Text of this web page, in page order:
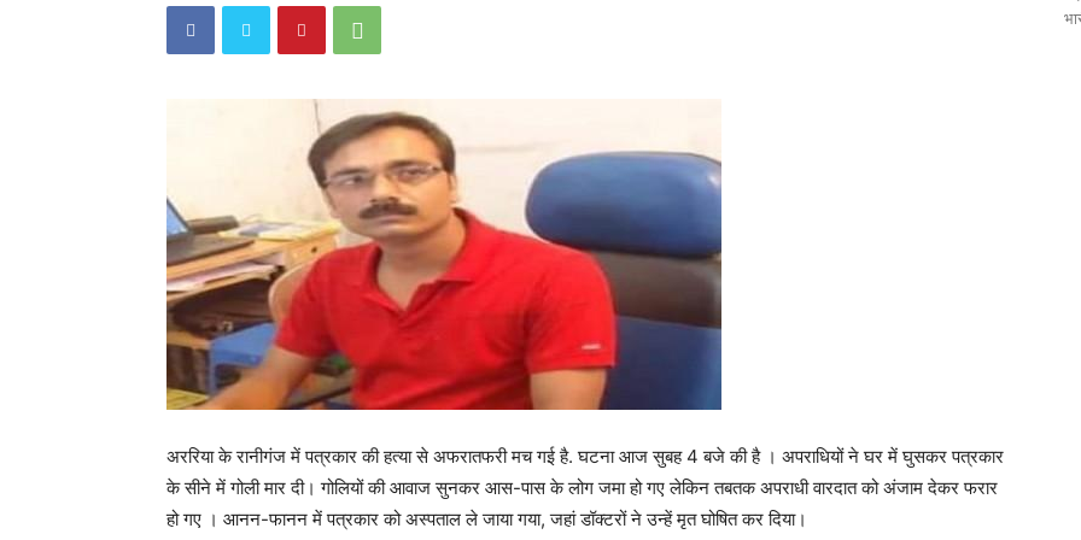
अररिया के रानीगंज में पत्रकार की हत्या से अफरातफरी मच गई है. घटना आज सुबह 4 बजे की है । अपराधियों ने घर में घुसकर पत्रकार
के सीने में गोली मार दी। गोलियों की आवाज सुनकर आस-पास के लोग जमा हो गए लेकिन तबतक अपराधी वारदात को अंजाम देकर फरार
हो गए । आनन-फानन में पत्रकार को अस्पताल ले जाया गया, जहां डॉक्टरों ने उन्हें मृत घोषित कर दिया।